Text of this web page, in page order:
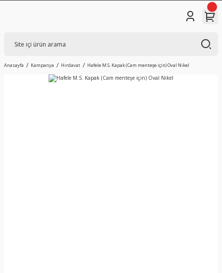
Anasayfa Kampanya Hırdavat Hafele M.S. Kapak (Cam menteşe için) Oval Nikel